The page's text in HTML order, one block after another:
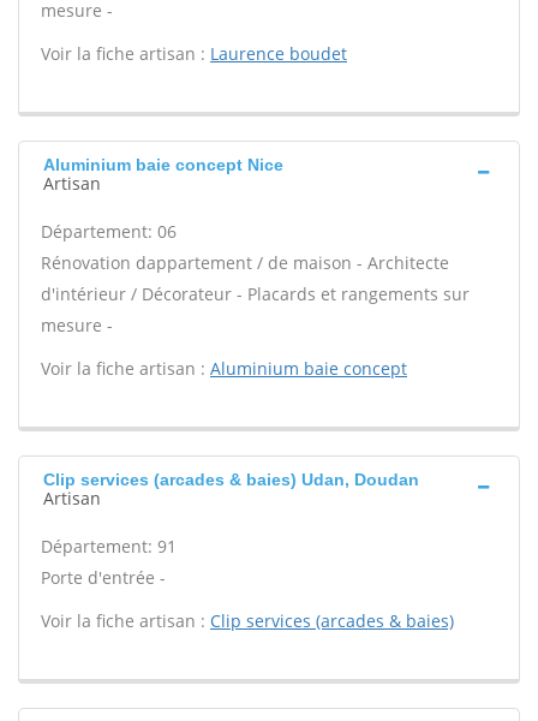
mesure -
Voir la fiche artisan : Laurence boudet
Aluminium baie concept Nice
Artisan
Département: 06
Rénovation dappartement / de maison - Architecte
d'intérieur / Décorateur - Placards et rangements sur
mesure -
Voir la fiche artisan : Aluminium baie concept
Clip services (arcades & baies) Udan, Doudan
Artisan
Département: 91
Porte d'entrée -
Voir la fiche artisan : Clip services (arcades & baies)